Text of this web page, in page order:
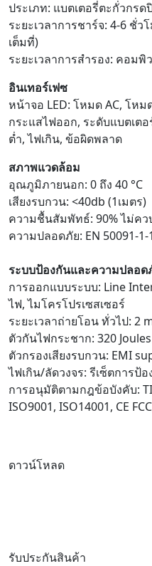
ประเภท: แบตเตอรี่ตะกั่วกร
ระยะเวลาการชาร์จ: 4-6 ชั่
เต็มที่)
ระยะเวลาการสำรอง: คอมพิ
อินเทอร์เฟซ
หน้าจอ LED: โหมด AC, โหม
กระแสไฟออก, ระดับแบตเต
ต่ำ, ไฟเกิน, ข้อผิดพลาด
สภาพแวดล้อม
อุณภูมิภายนอก: 0 ถึง 40 °C
เสียงรบกวน: <40db (1เมตร)
ความชื้นสัมพัทธ์: 90% ไม่ค
ความปลอดภัย: EN 50091-1-
ระบบป้องกันและความปลอด
การออกแบบระบบ: Line
ไฟ, ไมโครโปรเซสเซอร์
ระยะเวลาถ่ายโอน ทั่วไป: 2
ตัวกันไฟกระชาก: 320
ตัวกรองเสียงรบกวน: EMI
ไฟเกิน/ลัดวงจร: รีเซ็ตการป้
การอนุมัติตามกฎข้อบังคับ:
ISO9001, ISO14001, CE
ดาวน์โหลด
รับประกันสินค้า